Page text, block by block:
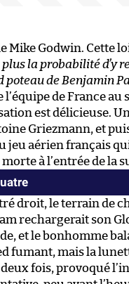
Mike Godwin. Cette
la probabilité d’y
de Benjamin
de France au
est délicieuse.
Griezmann, et
jeu aérien français
à l’entrée de la
droit, le terrain de
rechargerait son
et le bonhomme
fumant, mais la
fois, provoqué